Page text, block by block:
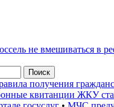
не вмешиваться в
Поиск
получения
квитанции ЖКУ